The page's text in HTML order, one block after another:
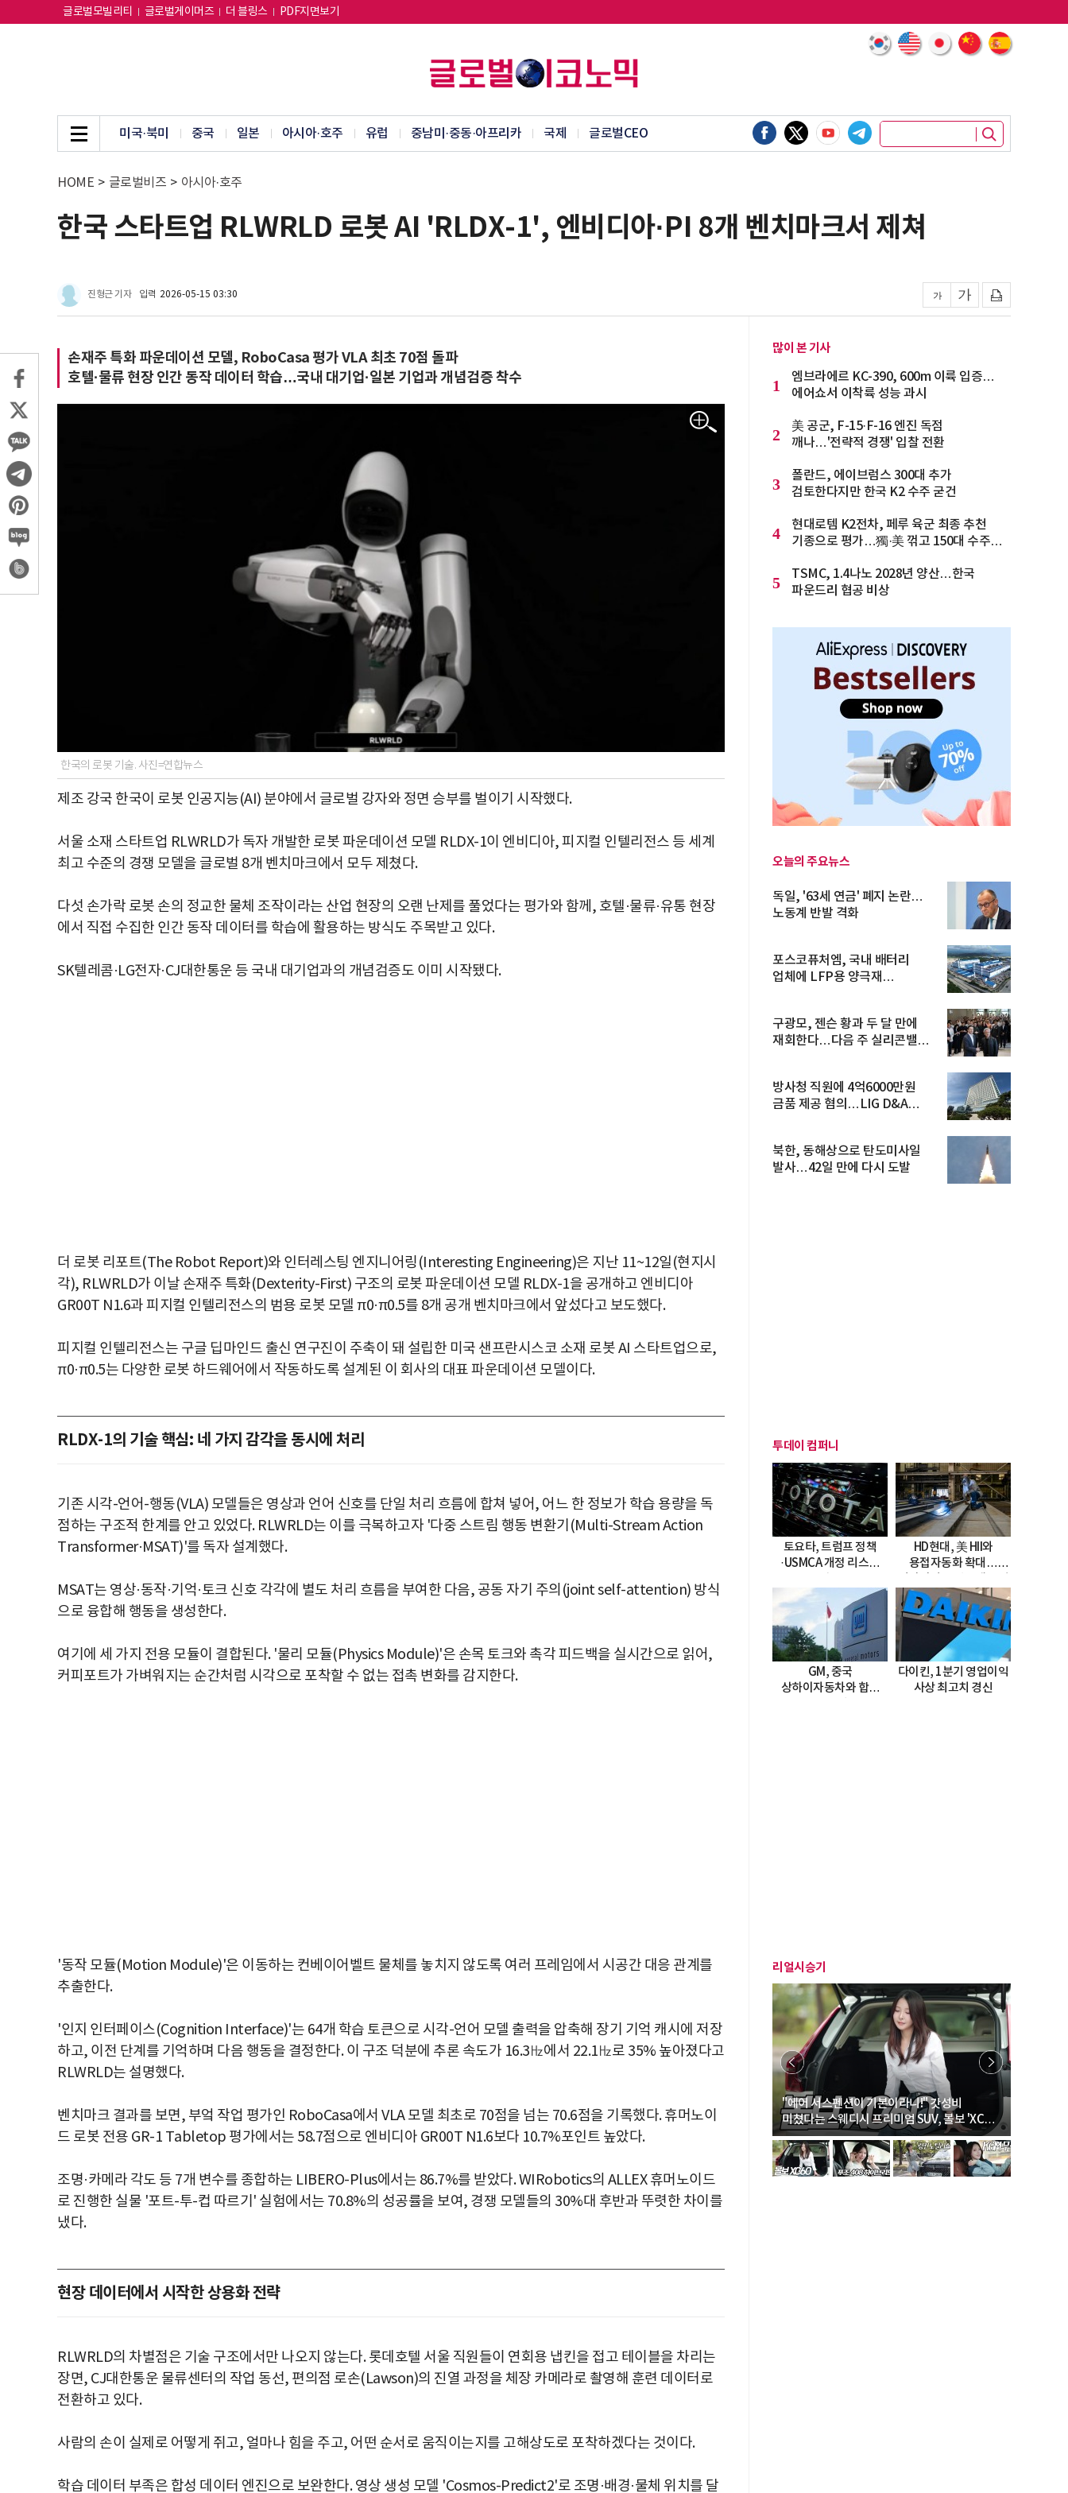
글로벌모빌리티 글로벌게이머즈 더 블링스 PDF지면보기
미국·북미 중국 일본 아시아·호주 유럽 중남미·중동·아프리카 국제 글로벌CEO
HOME > 글로벌비즈 > 아시아·호주
한국 스타트업 RLWRLD 로봇 AI 'RLDX-1', 엔비디아·PI 8개 벤치마크서 제쳐
진형근 기자 입력 2026-05-15 03:30
손재주 특화 파운데이션 모델, RoboCasa 평가 VLA 최초 70점 돌파
호텔·물류 현장 인간 동작 데이터 학습…국내 대기업·일본 기업과 개념검증 착수
한국의 로봇 기술. 사진=연합뉴스
제조 강국 한국이 로봇 인공지능(AI) 분야에서 글로벌 강자와 정면 승부를 벌이기 시작했다.
서울 소재 스타트업 RLWRLD가 독자 개발한 로봇 파운데이션 모델 RLDX-1이 엔비디아, 피지컬 인텔리전스 등 세계
최고 수준의 경쟁 모델을 글로벌 8개 벤치마크에서 모두 제쳤다.
다섯 손가락 로봇 손의 정교한 물체 조작이라는 산업 현장의 오랜 난제를 풀었다는 평가와 함께, 호텔·물류·유통 현장
에서 직접 수집한 인간 동작 데이터를 학습에 활용하는 방식도 주목받고 있다.
SK텔레콤·LG전자·CJ대한통운 등 국내 대기업과의 개념검증도 이미 시작됐다.
더 로봇 리포트(The Robot Report)와 인터레스팅 엔지니어링(Interesting Engineering)은 지난 11~12일(현지시
각), RLWRLD가 이날 손재주 특화(Dexterity-First) 구조의 로봇 파운데이션 모델 RLDX-1을 공개하고 엔비디아
GR00T N1.6과 피지컬 인텔리전스의 범용 로봇 모델 π0·π0.5를 8개 공개 벤치마크에서 앞섰다고 보도했다.
피지컬 인텔리전스는 구글 딥마인드 출신 연구진이 주축이 돼 설립한 미국 샌프란시스코 소재 로봇 AI 스타트업으로,
π0·π0.5는 다양한 로봇 하드웨어에서 작동하도록 설계된 이 회사의 대표 파운데이션 모델이다.
RLDX-1의 기술 핵심: 네 가지 감각을 동시에 처리
기존 시각-언어-행동(VLA) 모델들은 영상과 언어 신호를 단일 처리 흐름에 합쳐 넣어, 어느 한 정보가 학습 용량을 독
점하는 구조적 한계를 안고 있었다. RLWRLD는 이를 극복하고자 '다중 스트림 행동 변환기(Multi-Stream Action
Transformer·MSAT)'를 독자 설계했다.
MSAT는 영상·동작·기억·토크 신호 각각에 별도 처리 흐름을 부여한 다음, 공동 자기 주의(joint self-attention) 방식
으로 융합해 행동을 생성한다.
여기에 세 가지 전용 모듈이 결합된다. '물리 모듈(Physics Module)'은 손목 토크와 촉각 피드백을 실시간으로 읽어,
커피포트가 가벼워지는 순간처럼 시각으로 포착할 수 없는 접촉 변화를 감지한다.
'동작 모듈(Motion Module)'은 이동하는 컨베이어벨트 물체를 놓치지 않도록 여러 프레임에서 시공간 대응 관계를
추출한다.
'인지 인터페이스(Cognition Interface)'는 64개 학습 토큰으로 시각-언어 모델 출력을 압축해 장기 기억 캐시에 저장
하고, 이전 단계를 기억하며 다음 행동을 결정한다. 이 구조 덕분에 추론 속도가 16.3㎐에서 22.1㎐로 35% 높아졌다고
RLWRLD는 설명했다.
벤치마크 결과를 보면, 부엌 작업 평가인 RoboCasa에서 VLA 모델 최초로 70점을 넘는 70.6점을 기록했다. 휴머노이
드 로봇 전용 GR-1 Tabletop 평가에서는 58.7점으로 엔비디아 GR00T N1.6보다 10.7%포인트 높았다.
조명·카메라 각도 등 7개 변수를 종합하는 LIBERO-Plus에서는 86.7%를 받았다. WIRobotics의 ALLEX 휴머노이드
로 진행한 실물 '포트-투-컵 따르기' 실험에서는 70.8%의 성공률을 보여, 경쟁 모델들의 30%대 후반과 뚜렷한 차이를
냈다.
현장 데이터에서 시작한 상용화 전략
RLWRLD의 차별점은 기술 구조에서만 나오지 않는다. 롯데호텔 서울 직원들이 연회용 냅킨을 접고 테이블을 차리는
장면, CJ대한통운 물류센터의 작업 동선, 편의점 로손(Lawson)의 진열 과정을 체장 카메라로 촬영해 훈련 데이터로
전환하고 있다.
사람의 손이 실제로 어떻게 쥐고, 얼마나 힘을 주고, 어떤 순서로 움직이는지를 고해상도로 포착하겠다는 것이다.
학습 데이터 부족은 합성 데이터 엔진으로 보완한다. 영상 생성 모델 'Cosmos-Predict2'로 조명·배경·물체 위치를 달
많이 본 기사
1
엠브라에르 KC-390, 600m 이륙 입증…
에어쇼서 이착륙 성능 과시
2
美 공군, F-15·F-16 엔진 독점
깨나…'전략적 경쟁' 입찰 전환
3
폴란드, 에이브럼스 300대 추가
검토한다지만 한국 K2 수주 굳건
4
현대로템 K2전차, 페루 육군 최종 추천
기종으로 평가…獨·美 꺾고 150대 수주
5
TSMC, 1.4나노 2028년 양산…한국
파운드리 협공 비상
오늘의 주요뉴스
독일, '63세 연금' 폐지 논란…
노동계 반발 격화
포스코퓨처엠, 국내 배터리
업체에 LFP용 양극재
구광모, 젠슨 황과 두 달 만에
재회한다…다음 주 실리콘밸리
방사청 직원에 4억6000만원
금품 제공 혐의…LIG D&A
북한, 동해상으로 탄도미사일
발사…42일 만에 다시 도발
투데이 컴퍼니
토요타, 트럼프 정책
·USMCA 개정 리스크
HD현대, 美 HII와
용접자동화 확대…
도입
GM, 중국
상하이자동차와 합작
다이킨, 1분기 영업이익
사상 최고치 경신
리얼시승기
초보자도 반할 반전 매력”
"에어 서스펜션이 기본이라니!" 갓성비
미쳤다는 스웨디시 프리미엄 SUV, 볼보 'XC60
B5 울트라'